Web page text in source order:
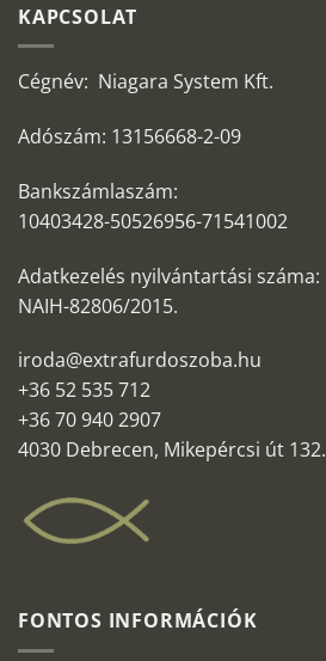
KAPCSOLAT
Cégnév: Niagara System Kft.
Adószám: 13156668-2-09
Bankszámlaszám:
10403428-50526956-71541002
Adatkezelés nyilvántartási száma:
NAIH-82806/2015.
iroda@extrafurdoszoba.hu
+36 52 535 712
+36 70 940 2907
4030 Debrecen, Mikepércsi út 132.
FONTOS INFORMÁCIÓK